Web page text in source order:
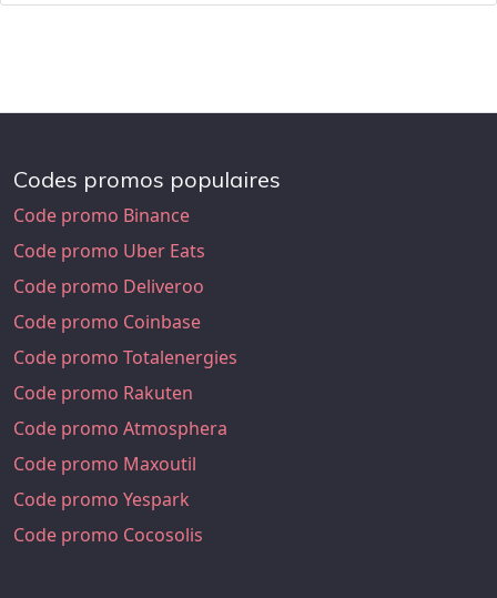
Codes promos populaires
Code promo Binance
Code promo Uber Eats
Code promo Deliveroo
Code promo Coinbase
Code promo Totalenergies
Code promo Rakuten
Code promo Atmosphera
Code promo Maxoutil
Code promo Yespark
Code promo Cocosolis